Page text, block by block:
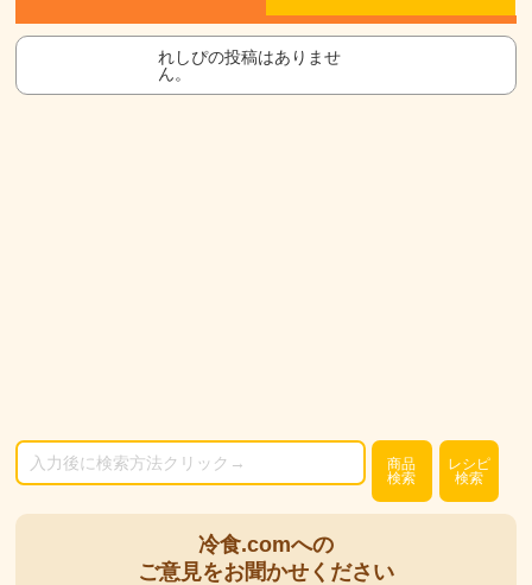
れしぴの投稿はありませ
ん。
商品
検索
レシピ
検索
冷食.comへの
ご意見をお聞かせください